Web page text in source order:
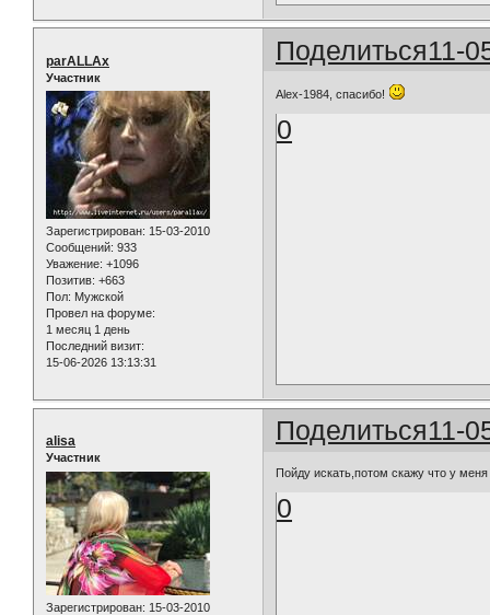
Поделиться11-
parALLAx
Участник
Зарегистрирован: 15-03-2010
Сообщений: 933
Уважение: +1096
Позитив: +663
Пол: Мужской
Провел на форуме:
1 месяц 1 день
Последний визит:
15-06-2026 13:13:31
Alex-1984, спасибо!
0
Поделиться11-
alisa
Участник
Зарегистрирован: 15-03-2010
Пойду искать,потом скажу что у меня
0